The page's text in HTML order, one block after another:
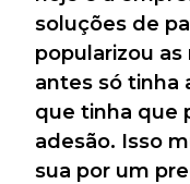
soluções de
popularizou
antes só tinha
que tinha que
adesão. Isso
sua por um